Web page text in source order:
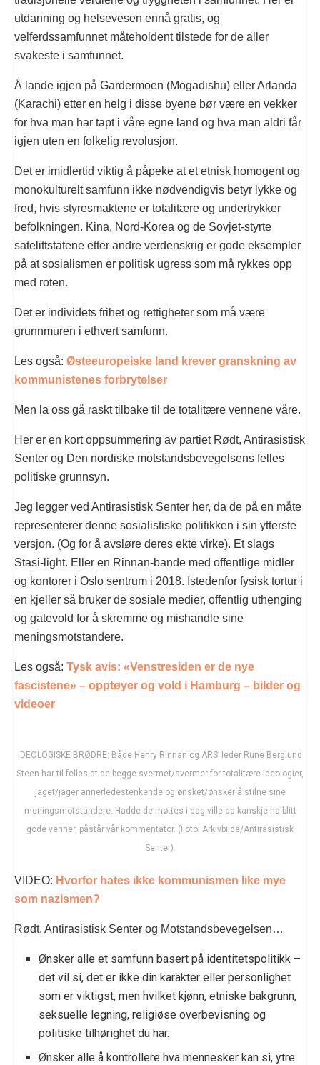
utdanning og helsevesen ennå gratis, og
velferdssamfunnet måteholdent tilstede for de aller
svakeste i samfunnet.
Å lande igjen på Gardermoen (Mogadishu) eller Arlanda
(Karachi) etter en helg i disse byene bør være en vekker
for hva man har tapt i våre egne land og hva man aldri får
igjen uten en folkelig revolusjon.
Det er imidlertid viktig å påpeke at et etnisk homogent og
monokulturelt samfunn ikke nødvendigvis betyr lykke og
fred, hvis styresmaktene er totalitære og undertrykker
befolkningen. Kina, Nord-Korea og de Sovjet-styrte
satelittstatene etter andre verdenskrig er gode eksempler
på at sosialismen er politisk ugress som må rykkes opp
med roten.
Det er individets frihet og rettigheter som må være
grunnmuren i ethvert samfunn.
Les også: Østeeuropeiske land krever granskning av
kommunistenes forbrytelser
Men la oss gå raskt tilbake til de totalitære vennene våre.
Her er en kort oppsummering av partiet Rødt, Antirasistisk
Senter og Den nordiske motstandsbevegelsens felles
politiske grunnsyn.
Jeg legger ved Antirasistisk Senter her, da de på en måte
representerer denne sosialistiske politikken i sin ytterste
versjon. (Og for å avsløre deres ekte virke). Et slags
Stasi-light. Eller en Rinnan-bande med offentlige midler
og kontorer i Oslo sentrum i 2018. Istedenfor fysisk tortur i
en kjeller så bruker de sosiale medier, offentlig uthenging
og gatevold for å skremme og mishandle sine
meningsmotstandere.
Les også: Tysk avis: «Venstresiden er de nye
fascistene» – opptøyer og vold i Hamburg – bilder og
videoer
IDEOLOGISKE BRØDRE: Både Henry Rinnan og ARS’ leder Rune Berglund
Steen har til felles at de begge svermet/svermer for totalitære ideologier,
jaget/jager annerledestenkende og ønsket/ønsker å stilne sine
meningsmotstandere. Hadde de møttes i dag ville da kanskje ha blitt
gode venner, påstår vår kommentator. (Foto: Arkivbilde/Antirasistisk
Senter).
VIDEO: Hvorfor hates ikke kommunismen like mye
som nazismen?
Rødt, Antirasistisk Senter og Motstandsbevegelsen…
Ønsker alle et samfunn basert på identitetspolitikk –
det vil si, det er ikke din karakter eller personlighet
som er viktigst, men hvilket kjønn, etniske bakgrunn,
seksuelle legning, religiøse overbevisning og
politiske tilhørighet du har.
Ønsker alle å kontrollere hva mennesker kan si, ytre